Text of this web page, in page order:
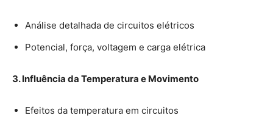
Análise detalhada de circuitos elétricos
Potencial, força, voltagem e carga elétrica
3. Influência da Temperatura e Movimento
Efeitos da temperatura em circuitos